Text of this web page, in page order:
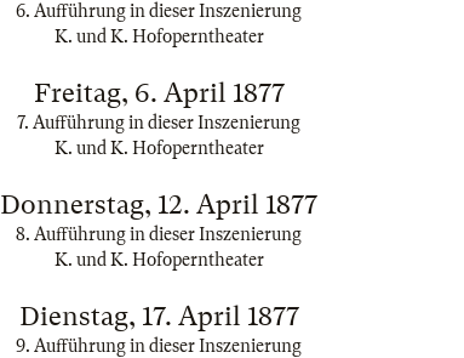
6. Aufführung in dieser Inszenierung
K. und K. Hofoperntheater
Freitag, 6. April 1877
7. Aufführung in dieser Inszenierung
K. und K. Hofoperntheater
Donnerstag, 12. April 1877
8. Aufführung in dieser Inszenierung
K. und K. Hofoperntheater
Dienstag, 17. April 1877
9. Aufführung in dieser Inszenierung